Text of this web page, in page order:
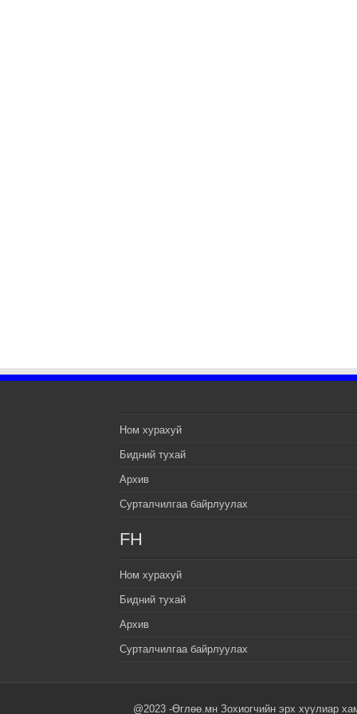
Ном хурахуй
Бидний тухай
Архив
Сурталчилгаа байрлуулах
FH
Ном хурахуй
Бидний тухай
Архив
Сурталчилгаа байрлуулах
@2023 -Өглөө.мн Зохиогчийн эрх хуулиар